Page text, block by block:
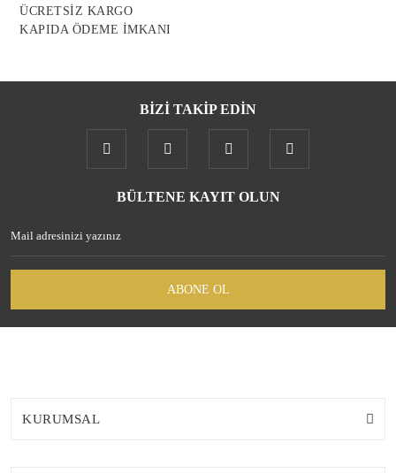
ÜCRETSİZ KARGO
KAPIDA ÖDEME İMKANI
BİZİ TAKİP EDİN
BÜLTENE KAYIT OLUN
ABONE OL
KURUMSAL